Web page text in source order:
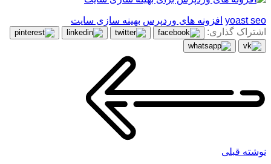
yoast seo افزونه های وردپرس بهینه سازی سایت
اشتراک گذاری:
نوشته قبلی